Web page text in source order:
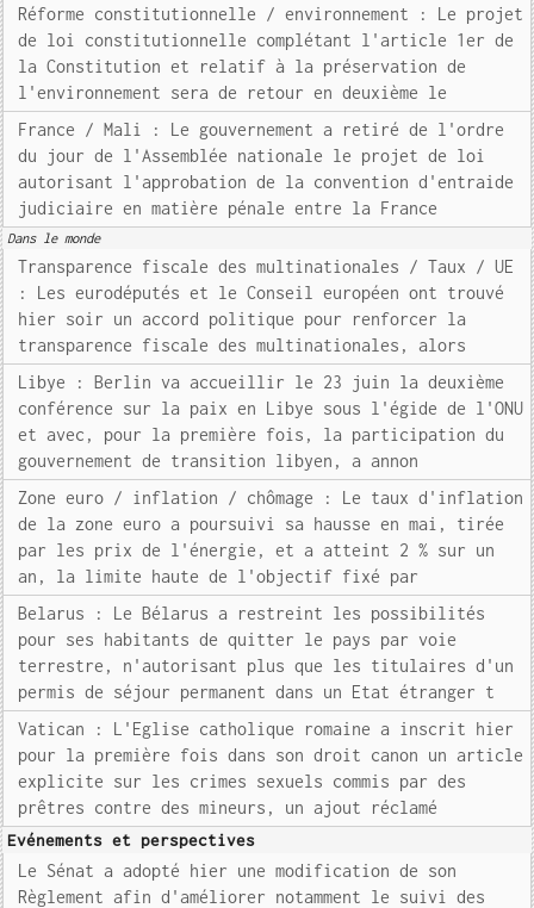
Réforme constitutionnelle / environnement : Le projet
de loi constitutionnelle complétant l'article 1er de
la Constitution et relatif à la préservation de
l'environnement sera de retour en deuxième le
France / Mali : Le gouvernement a retiré de l'ordre
du jour de l'Assemblée nationale le projet de loi
autorisant l'approbation de la convention d'entraide
judiciaire en matière pénale entre la France
Dans le monde
Transparence fiscale des multinationales / Taux / UE
: Les eurodéputés et le Conseil européen ont trouvé
hier soir un accord politique pour renforcer la
transparence fiscale des multinationales, alors
Libye : Berlin va accueillir le 23 juin la deuxième
conférence sur la paix en Libye sous l'égide de l'ONU
et avec, pour la première fois, la participation du
gouvernement de transition libyen, a annon
Zone euro / inflation / chômage : Le taux d'inflation
de la zone euro a poursuivi sa hausse en mai, tirée
par les prix de l'énergie, et a atteint 2 % sur un
an, la limite haute de l'objectif fixé par
Belarus : Le Bélarus a restreint les possibilités
pour ses habitants de quitter le pays par voie
terrestre, n'autorisant plus que les titulaires d'un
permis de séjour permanent dans un Etat étranger t
Vatican : L'Eglise catholique romaine a inscrit hier
pour la première fois dans son droit canon un article
explicite sur les crimes sexuels commis par des
prêtres contre des mineurs, un ajout réclamé
Evénements et perspectives
Le Sénat a adopté hier une modification de son
Règlement afin d'améliorer notamment le suivi des